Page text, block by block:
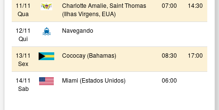
11/11
Qua
Charlotte Amalie, Saint Thomas
(Ilhas Virgens, EUA)
07:00 14:30
12/11
Qui
Navegando
13/11
Sex
Cococay (Bahamas) 08:30 17:00
14/11
Sab
Miami (Estados Unidos) 06:00